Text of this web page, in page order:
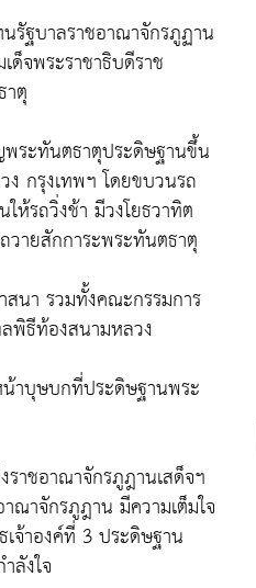
ฐบาลราชอาณาจักรภูฏาน
จพระราชาธิบดีราช
ตุ
ระทันตธาตุประดิษฐานขึ้น
กรุงเทพฯ โดยขบวนรถ
ห้รถวิ่งช้า มีวงโยธวาทิต
ายสักการะพระทันตธาตุ
นา รวมทั้งคณะกรรมการ
พิธีท้องสนามหลวง
าบุษบกที่ประดิษฐานพระ
าชอาณาจักรภูฎานเสด็จฯ
ณาจักรภูฎาน มีความเต็มใจ
จ้าองค์ที่ 3 ประดิษฐาน
ลังใจ